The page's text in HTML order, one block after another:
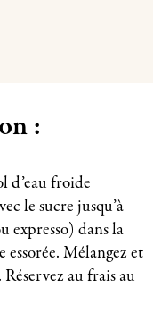
:
d’eau froide
le sucre jusqu’à
expresso) dans la
Mélangez et
au frais au